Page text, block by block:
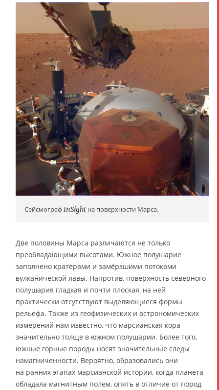
СейсмографInSight на поверхности Марса.
Две половины Марса различаются не только
преобладающими высотами. Южное полушарие
заполнено кратерами и замёрзшими потоками
вулканической лавы. Напротив, поверхность северного
полушария гладкая и почти плоская, на ней
практически отсутствуют выделяющиеся формы
рельефа. Также из геофизических и астрономических
измерений нам известно, что марсианская кора
значительно толще в южном полушарии. Более того,
южные горные породы носят значительные следы
намагниченности. Вероятно, образовались они
на ранних этапах марсианской истории, когда планета
обладала магнитным полем, опять в отличие от пород